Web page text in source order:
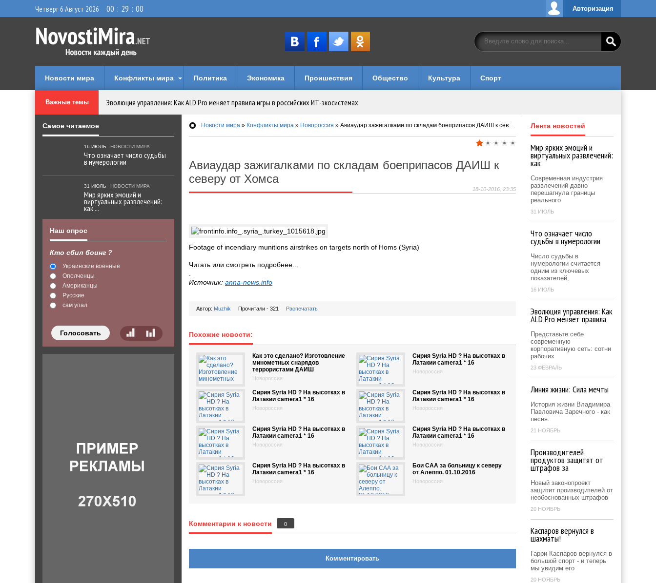
Авторизация
Четверг 6 Август 2026 00 : 29 : 01
Новости мира Конфликты мира Политика Экономика Проишествия Общество Культура Спорт
Важные темы Эволюция управления: Как ALD Pro меняет правила игры в российских ИТ-экосистемах
Криптовалюту предложили признать имуществом в Уголовном кодексе
Идеи, куда сходить с детьми в парки, музеи и кафе
Мир ярких эмоций и виртуальных развлечений: как устроен досуг на игровых порталах
Что означает число судьбы в нумерологии
Новости мира » Конфликты мира » Новороссия » Авиаудар зажигалками по складам боеприпасов ДАИШ к северу от Хомса
Авиаудар зажигалками по складам боеприпасов ДАИШ к
северу от Хомса
18-10-2016, 23:35
Footage of incendiary munitions airstrikes on targets north of Homs (Syria)
Читать или смотреть подробнее...
Источник: anna-news.info
Автор: Muzhik Прочитали - 321 Распечатать
Похожие новости:
Как это сделано? Изготовление
минометных снарядов
террористами ДАИШ
Новороссия
Сирия Syria HD ? На высотках в
Латакии camera1 * 16
Новороссия
Сирия Syria HD ? На высотках в
Латакии camera1 * 16
Новороссия
Сирия Syria HD ? На высотках в
Латакии camera1 * 16
Новороссия
Сирия Syria HD ? На высотках в
Латакии camera1 * 16
Новороссия
Сирия Syria HD ? На высотках в
Латакии camera1 * 16
Новороссия
Сирия Syria HD ? На высотках в
Латакии camera1 * 16
Новороссия
Бои САА за больницу к северу
от Алеппо. 01.10.2016
Новороссия
Комментарии к новости 0
Комментировать
Самое читаемое
16 ИЮЛЬ НОВОСТИ МИРА
Что означает число судьбы
в нумерологии
31 ИЮЛЬ НОВОСТИ МИРА
Мир ярких эмоций и
виртуальных развлечений:
как ...
Наш опрос
Кто сбил боинг ?
Украинские военные
Ополченцы
Американцы
Русские
сам упал
Голосовать
Лента новостей
Мир ярких эмоций и
виртуальных развлечений:
как
Современная индустрия
развлечений давно
перешагнула границы
реального
31 ИЮЛЬ
Что означает число
судьбы в нумерологии
Число судьбы в
нумерологии считается
одним из ключевых
показателей,
16 ИЮЛЬ
Эволюция управления: Как
ALD Pro меняет правила
Представьте себе
современную
корпоративную сеть: сотни
рабочих
23 ФЕВРАЛЬ
Линия жизни: Сила мечты
История жизни Владимира
Павловича Заречного - как
песня.
21 НОЯБРЬ
Производителей
продуктов защитят от
штрафов за
Новый законопроект
защитит производителей от
необоснованных штрафов
20 НОЯБРЬ
Каспаров вернулся в
шахматы!
Гарри Каспаров вернулся в
большой спорт - и теперь
мы увидим его
20 НОЯБРЬ